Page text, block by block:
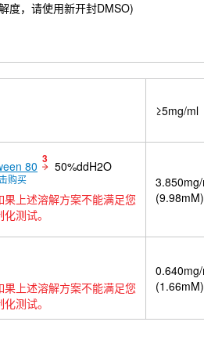
度，请使用新开封DMSO)
≥5mg/ml
80
购买
3 50%ddH2O
上述溶解方案不能满足您
测试。
(9.98mM)
上述溶解方案不能满足您
测试。
(1.66mM)